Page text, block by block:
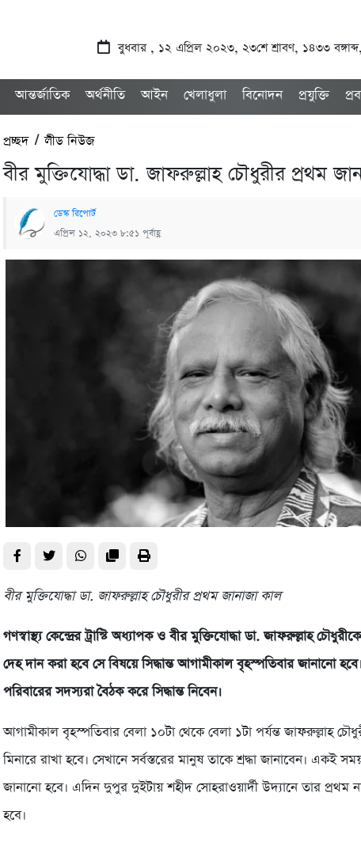
বুধবার , ১২ এপ্রিল ২০২৩, ২৩শে শ্রাবণ, ১৪৩৩
আন্তর্জাতিক অর্থনীতি আইন খেলাধুলা বিনোদন প্রযুক্তি
প্রচ্ছদ/লীড নিউজ
বীর মুক্তিযোদ্ধা ডা. জাফরুল্লাহ চৌধুরীর প্রথম
ডেস্ক রিপোর্ট
এপ্রিল ১২, ২০২৩ ৮:৫১ পূর্বাহ্ণ
বীর মুক্তিযোদ্ধা ডা. জাফরুল্লাহ চৌধুরীর প্রথম জানাজা কাল
গণস্বাস্থ্য কেন্দ্রের ট্রাস্টি অধ্যাপক ও বীর মুক্তিযোদ্ধা ডা. জাফরুল্লাহ
দেহ দান করা হবে সে বিষয়ে সিদ্ধান্ত আগামীকাল বৃহস্পতিবার জানানো
পরিবারের সদস্যরা বৈঠক করে সিদ্ধান্ত নিবেন।
আগামীকাল বৃহস্পতিবার বেলা ১০টা থেকে বেলা ১টা পর্যন্ত জাফরুল্লাহ
মিনারে রাখা হবে। সেখানে সর্বস্তরের মানুষ তাকে শ্রদ্ধা জানাবেন। একই সময়
জানানো হবে। এদিন দুপুর দুইটায় শহীদ সোহরাওয়ার্দী উদ্যানে তার প্রথম
হবে।